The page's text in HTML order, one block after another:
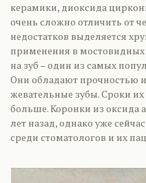
керамики, диоксида
очень сложно отличить от
недостатков выделяется
применения в мостовидных
на зуб – один из самых
Они обладают прочностью и
жевательные зубы. Сроки
больше. Коронки из
лет назад, однако уже
среди стоматологов и их